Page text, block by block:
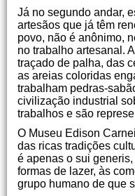
Já no segundo andar,
artesãos que já têm
povo, não é anônimo,
no trabalho artesanal.
traçado de palha, das
as areias coloridas
trabalham pedras-
civilização industrial
trabalhos e são
O Museu Edison
das ricas tradições
é apenas o sui
formas de lazer, às
grupo humano de que